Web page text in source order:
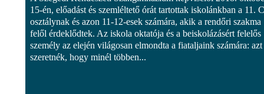
15-én, előadást és szemléltető órát tartottak iskolánkban a 11. C
osztálynak és azon 11-12-esek számára, akik a rendőri szakma
felől érdeklődtek. Az iskola oktatója és a beiskolázásért felelős
személy az elején világosan elmondta a fiataljaink számára: azt
szeretnék, hogy minél többen...